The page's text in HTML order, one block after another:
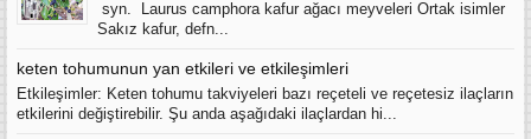
syn. Laurus camphora kafur ağacı meyveleri Ortak isimler
Sakız kafur, defn...
keten tohumunun yan etkileri ve etkileşimleri
Etkileşimler: Keten tohumu takviyeleri bazı reçeteli ve reçetesiz ilaçların
etkilerini değiştirebilir. Şu anda aşağıdaki ilaçlardan hi...